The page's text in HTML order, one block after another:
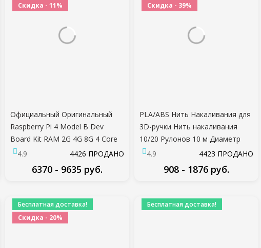
Скидка - 11%
Официальный Оригинальный
Raspberry Pi 4 Model B Dev
Board Kit RAM 2G 4G 8G 4 Core
CPU 1.5 Ghz 3 Speeder Than Pi
4.9 4426 ПРОДАНО
6370 - 9635 руб.
Скидка - 39%
PLA/ABS Нить Накаливания для
3D-ручки Нить накаливания
10/20 Рулонов 10 м Диаметр
1.75 мм 200 м Пластиковая нить
накаливания для 3D - ручки 3D-
принтер ручка
4.9 4423 ПРОДАНО
908 - 1876 руб.
Бесплатная доставка!
Скидка - 20%
Бесплатная доставка!